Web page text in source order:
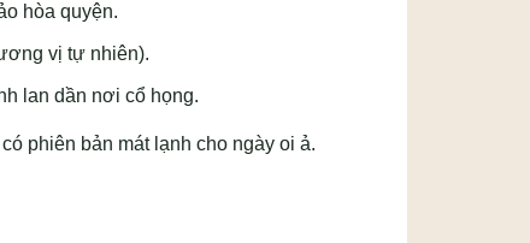
hòa quyện.
vị tự nhiên).
lan dần nơi cổ họng.
phiên bản mát lạnh cho ngày oi ả.